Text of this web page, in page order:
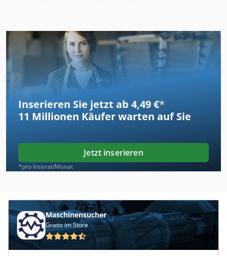
Inserieren Sie jetzt ab 4,49 €*
11 Millionen Käufer warten auf Sie
Jetzt inserieren
*pro Inserat/Monat
Maschinensucher
Gratis im Store